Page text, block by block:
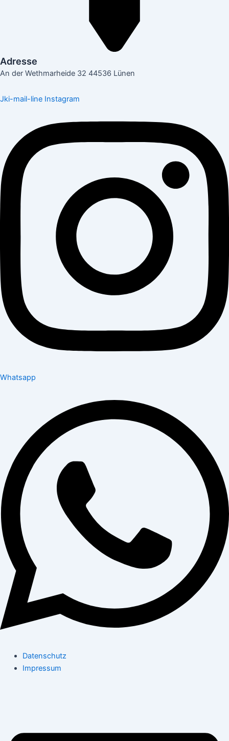
Adresse
An der Wethmarheide 32 44536 Lünen
Jki-mail-line Instagram
Whatsapp
Datenschutz
Impressum